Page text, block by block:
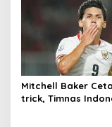
Mitchell Baker
trick, Timnas